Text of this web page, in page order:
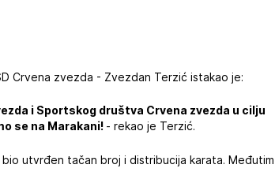
Crvena zvezda - Zvezdan Terzić istakao je:
i Sportskog društva Crvena zvezda u cilju
se na Marakani! - rekao je Terzić.
utvrđen tačan broj i distribucija karata. Međutim ,